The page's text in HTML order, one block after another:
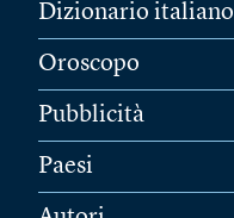
Dizionario italiano
Oroscopo
Pubblicità
Paesi